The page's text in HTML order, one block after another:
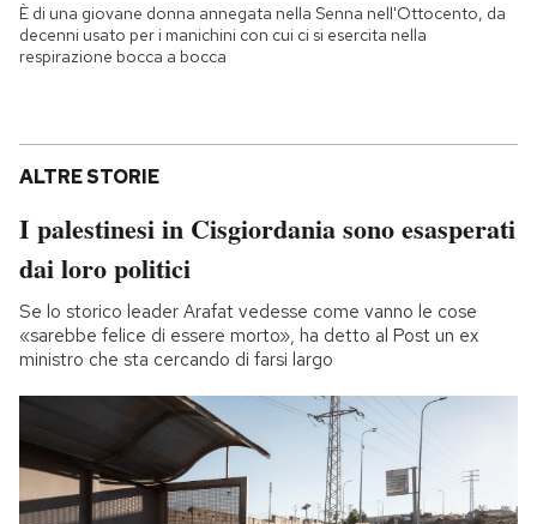
È di una giovane donna annegata nella Senna nell'Ottocento, da
decenni usato per i manichini con cui ci si esercita nella
respirazione bocca a bocca
ALTRE STORIE
I palestinesi in Cisgiordania sono esasperati
dai loro politici
Se lo storico leader Arafat vedesse come vanno le cose
«sarebbe felice di essere morto», ha detto al Post un ex
ministro che sta cercando di farsi largo